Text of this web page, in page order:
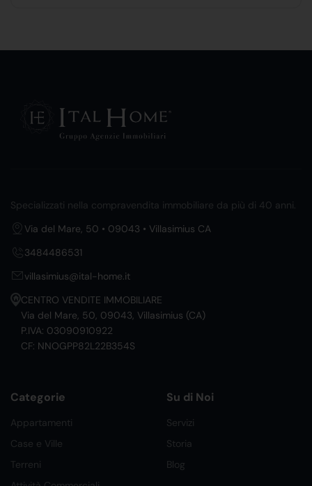
Specializzati nella compravendita immobiliare da più di 40 anni.
Via del Mare, 50 • 09043 • Villasimius CA
3484486531
villasimius@ital-home.it
CENTRO VENDITE IMMOBILIARE
Via del Mare, 50, 09043, Villasimius (CA)
P.IVA: 03090910922
CF: NNOGPP82L22B354S
Categorie
Appartamenti
Case e Ville
Terreni
Su di Noi
Servizi
Storia
Blog